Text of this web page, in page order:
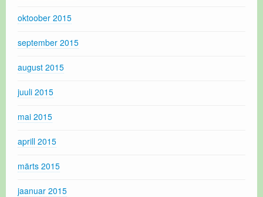
oktoober 2015
september 2015
august 2015
juuli 2015
mai 2015
aprill 2015
märts 2015
jaanuar 2015